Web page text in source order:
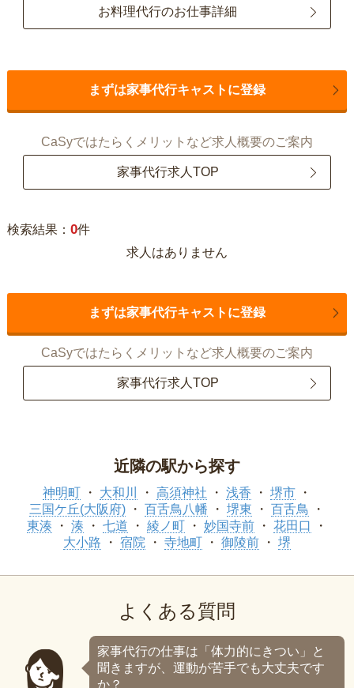
お料理代行のお仕事詳細
まずは家事代行キャストに登録
CaSyではたらくメリットなど求人概要のご案内
家事代行求人TOP
検索結果： 0件
求人はありません
まずは家事代行キャストに登録
CaSyではたらくメリットなど求人概要のご案内
家事代行求人TOP
近隣の駅から探す
神明町 大和川 高須神社 浅香
堺市
三国ケ丘(大阪府)
百舌鳥八幡 堺東
百舌鳥
東湊
湊 七道 綾ノ町 妙国寺前
花田口
大小路
宿院 寺地町 御陵前 堺
よくある質問
家事代行の仕事は「体力的にきつい」と
聞きますが、運動が苦手でも大丈夫です
か？